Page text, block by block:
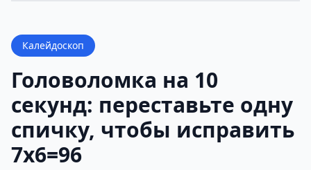
Калейдоскоп
Головоломка на 10
секунд: переставьте одну
спичку, чтобы исправить
7х6=96